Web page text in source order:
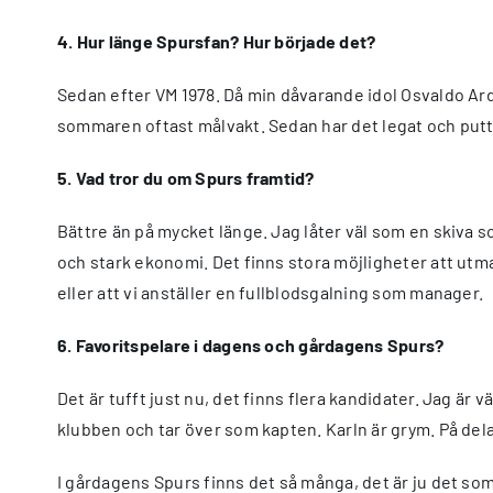
4. Hur länge Spursfan? Hur började det?
Sedan efter VM 1978. Då min dåvarande idol Osvaldo
sommaren oftast målvakt. Sedan har det legat och
5. Vad tror du om Spurs framtid?
Bättre än på mycket länge. Jag låter väl som en skiva
och stark ekonomi. Det finns stora möjligheter att
eller att vi anställer en fullblodsgalning som manager.
6. Favoritspelare i dagens och gårdagens Spurs?
Det är tufft just nu, det finns flera kandidater. Jag är
klubben och tar över som kapten. Karln är grym. På
I gårdagens Spurs finns det så många, det är ju det